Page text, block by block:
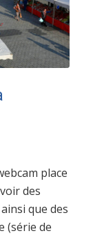
place
des
que des
(série de